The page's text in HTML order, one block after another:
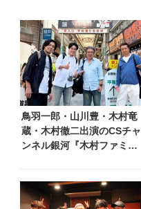
鳥羽一郎・山川豊・木村竜
蔵・木村徹二出演のCSチャ
ンネル銀河『木村ファミリ
（土）放送回の収録の模様
を密着レポート！